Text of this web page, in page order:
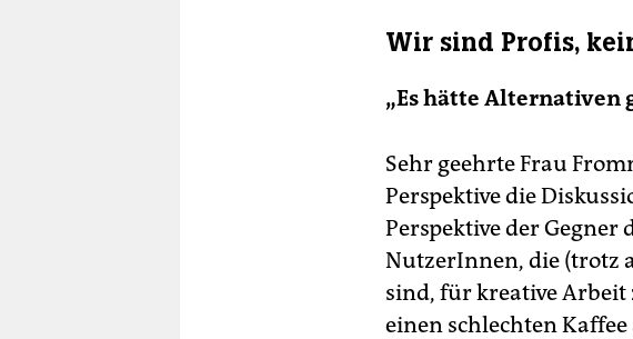
Wir sind Profis,
„Es hätte Alternativen
Sehr geehrte Frau
Perspektive die
Perspektive der Gegner
NutzerInnen, die (trotz
sind, für kreative
einen schlechten